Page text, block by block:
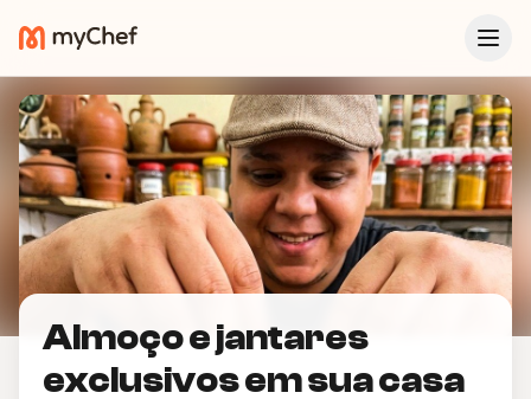
Almoço e jantares
exclusivos em sua casa